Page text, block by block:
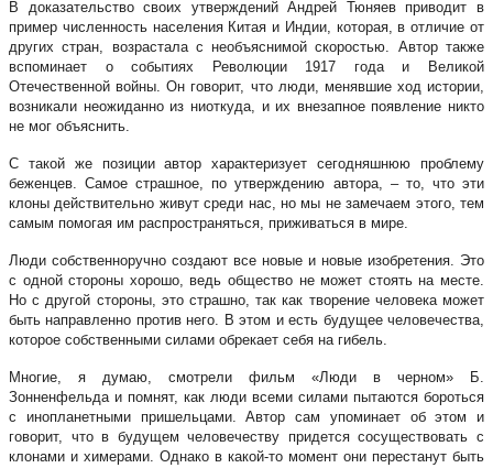
В доказательство своих утверждений Андрей Тюняев приводит в
пример численность населения Китая и Индии, которая, в отличие от
других стран, возрастала с необъяснимой скоростью. Автор также
вспоминает о событиях Революции 1917 года и Великой
Отечественной войны. Он говорит, что люди, менявшие ход истории,
возникали неожиданно из ниоткуда, и их внезапное появление никто
не мог объяснить.
С такой же позиции автор характеризует сегодняшнюю проблему
беженцев. Самое страшное, по утверждению автора, – то, что эти
клоны действительно живут среди нас, но мы не замечаем этого, тем
самым помогая им распространяться, приживаться в мире.
Люди собственноручно создают все новые и новые изобретения. Это
с одной стороны хорошо, ведь общество не может стоять на месте.
Но с другой стороны, это страшно, так как творение человека может
быть направленно против него. В этом и есть будущее человечества,
которое собственными силами обрекает себя на гибель.
Многие, я думаю, смотрели фильм «Люди в черном» Б.
Зонненфельда и помнят, как люди всеми силами пытаются бороться
с инопланетными пришельцами. Автор сам упоминает об этом и
говорит, что в будущем человечеству придется сосуществовать с
клонами и химерами. Однако в какой-то момент они перестанут быть